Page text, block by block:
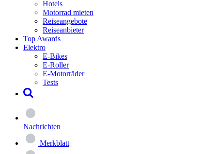
Hotels
Motorrad mieten
Reiseangebote
Reiseanbieter
Top Awards
Elektro
E-Bikes
E-Roller
E-Motorräder
Tests
Nachrichten
Merkblatt